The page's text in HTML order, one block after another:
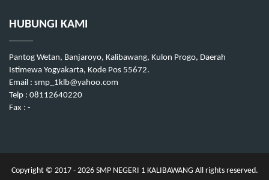
HUBUNGI KAMI
Pantog Wetan, Banjaroyo, Kalibawang, Kulon Progo, Daerah
Istimewa Yogyakarta, Kode Pos 55672.
Email : smp_1klb@yahoo.com
Telp : 08112640220
Fax : -
Copyright © 2017 - 2026SMP NEGERI 1 KALIBAWANG All rights reserved.